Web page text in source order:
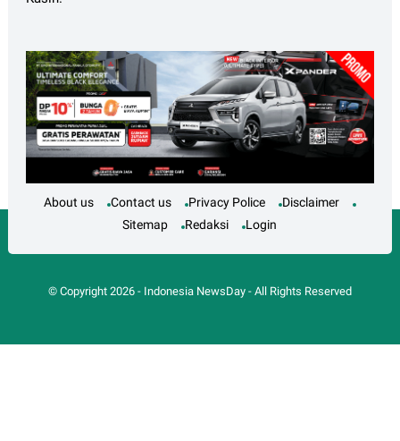
About us Contact us Privacy Police
Disclaimer
Sitemap
Redaksi Login
© Copyright 2026- Indonesia NewsDay- All Rights Reserved